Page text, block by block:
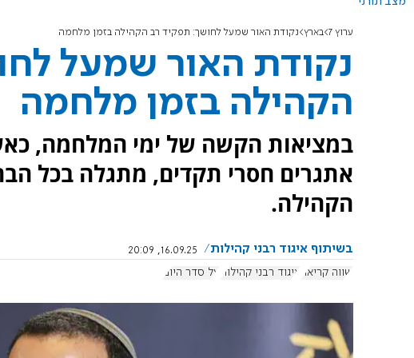
ערוץ 7 בארץ נקודת האור שמעל לחושך: תפקיד רב הקהילה בזמן מלחמה
נקודת האור שמעל
הקהילה בזמן מלחמה
במציאות הקשה של ימי המלחמה,
אתגרים חסרי תקדים, מתגלה בכל
הקהילה.
בשיתוף איגוד רבני קהילות
16.09.25, 20:09
שווה קריאה
איגוד רבני קהילות על סדר היום